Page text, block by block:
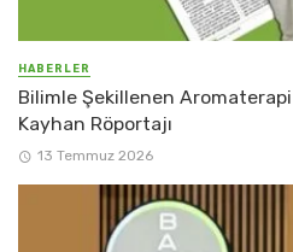
HABERLER
Bilimle Şekillenen
Kayhan Röportajı
13 Temmuz 2026